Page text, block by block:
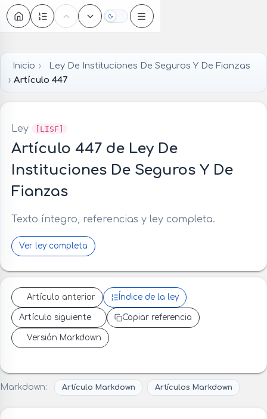
Oscuro
Inicio
Ley De Instituciones De Seguros Y De Fianzas
Artículo 447
Ley [LISF]
Artículo 447 de Ley De
Instituciones De Seguros Y De
Fianzas
Texto íntegro, referencias y ley completa.
Ver ley completa
Artículo anterior Índice de la ley
Artículo siguiente Copiar referencia
Versión Markdown
Markdown: Artículo Markdown Artículos Markdown